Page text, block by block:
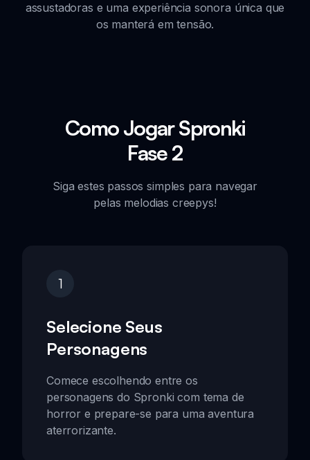
assustadoras e uma experiência sonora única que
os manterá em tensão.
Como Jogar Spronki
Fase 2
Siga estes passos simples para navegar
pelas melodias creepys!
1
Selecione Seus
Personagens
Comece escolhendo entre os
personagens do Spronki com tema de
horror e prepare-se para uma aventura
aterrorizante.